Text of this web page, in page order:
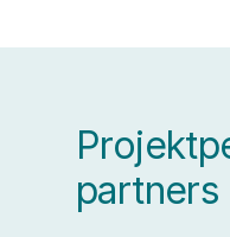
partners